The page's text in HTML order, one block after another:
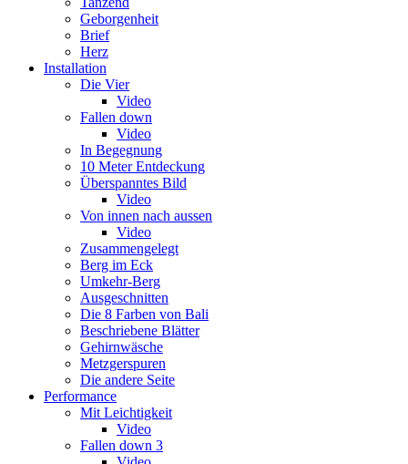
Geborgenheit
Brief
Herz
Installation
Die Vier
Video
Fallen down
Video
In Begegnung
10 Meter Entdeckung
Überspanntes Bild
Video
Von innen nach aussen
Video
Zusammengelegt
Berg im Eck
Umkehr-Berg
Ausgeschnitten
Die 8 Farben von Bali
Beschriebene Blätter
Gehirnwäsche
Metzgerspuren
Die andere Seite
Performance
Mit Leichtigkeit
Video
Fallen down 3